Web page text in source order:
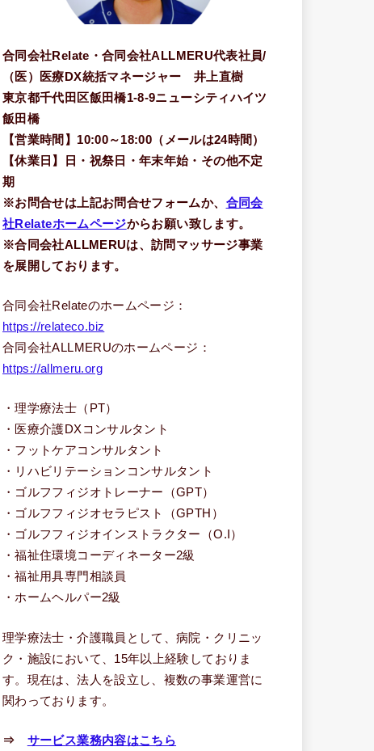
合同会社Relate・合同会社ALLMERU代表社員/
（医）医療DX統括マネージャー 井上直樹
東京都千代田区飯田橋1-8-9ニューシティハイツ
飯田橋
【営業時間】10:00～18:00（メールは24時間）
【休業日】日・祝祭日・年末年始・その他不定
期
※お問合せは上記お問合せフォームか、 合同会
社Relateホームページからお願い致します。
※合同会社ALLMERUは、訪問マッサージ事業
を展開しております。
合同会社Relateのホームページ：
https://relateco.biz
合同会社ALLMERUのホームページ：
https://allmeru.org
・理学療法士（PT）
・医療介護DXコンサルタント
・フットケアコンサルタント
・リハビリテーションコンサルタント
・ゴルフフィジオトレーナー（GPT）
・ゴルフフィジオセラピスト（GPTH）
・ゴルフフィジオインストラクター（O.I）
・福祉住環境コーディネーター2級
・福祉用具専門相談員
・ホームヘルパー2級
理学療法士・介護職員として、病院・クリニッ
ク・施設において、15年以上経験しておりま
す。現在は、法人を設立し、複数の事業運営に
関わっております。
⇒ サービス業務内容はこちら